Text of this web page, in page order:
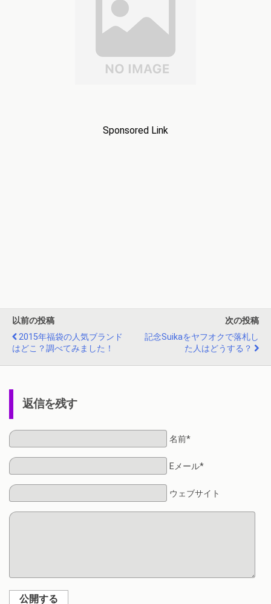
Sponsored Link
以前の投稿
2015年福袋の人気ブランド
はどこ？調べてみました！
次の投稿
記念Suikaをヤフオクで落札し
た人はどうする？
返信を残す
名前*
Eメール*
ウェブサイト
公開する